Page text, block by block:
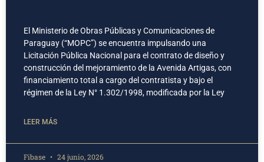
El Ministerio de Obras Públicas y Comunicaciones de
Paraguay (“MOPC”) se encuentra impulsando una
Licitación Pública Nacional para el contrato de diseño y
construcción del mejoramiento de la Avenida Artigas, con
financiamiento total a cargo del contratista y bajo el
régimen de la Ley N° 1.302/1998, modificada por la Ley
LEER MÁS
Fibase 24 junio, 2026